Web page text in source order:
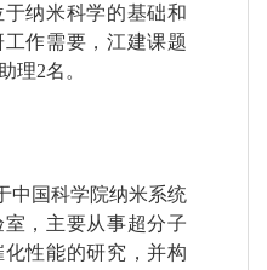
纳米科学的基础和
作需要，江建课题
理2名。
国科学院纳米系统
，主要从事超分子
性能的研究，并构